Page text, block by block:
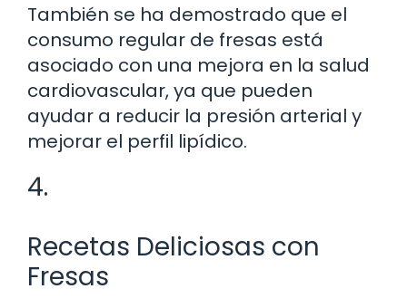
También se ha demostrado que el
consumo regular de fresas está
asociado con una mejora en la salud
cardiovascular, ya que pueden
ayudar a reducir la presión arterial y
mejorar el perfil lipídico.
4.
Recetas Deliciosas con
Fresas